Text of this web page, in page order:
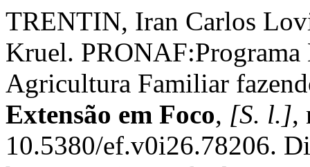
TRENTIN, Iran Carlos
Kruel. PRONAF:Programa
Agricultura Familiar
Extensão em Foco, [S. l.],
10.5380/ef.v0i26.78206.